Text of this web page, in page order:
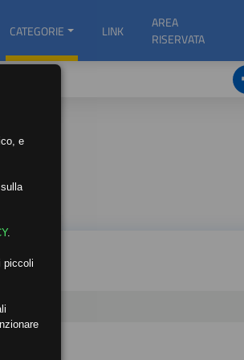
CATEGORIE LINK
AREA
RISERVATA
e
.
piccoli